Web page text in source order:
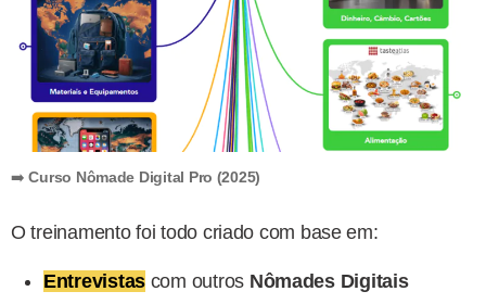
➡️Curso Nômade Digital Pro (2025)
O treinamento foi todo criado com base em:
Entrevistas com outros Nômades Digitais